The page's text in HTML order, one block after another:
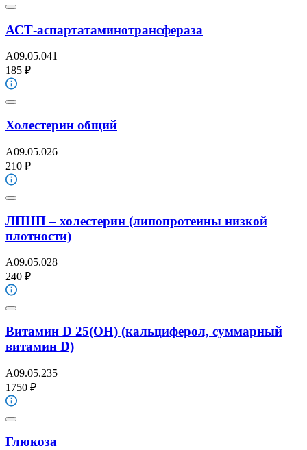
АСТ-аспартатаминотрансфераза
A09.05.041
185 ₽
Холестерин общий
A09.05.026
210 ₽
ЛПНП – холестерин (липопротеины низкой
плотности)
A09.05.028
240 ₽
Витамин D 25(ОН) (кальциферол, суммарный
витамин D)
A09.05.235
1750 ₽
Глюкоза